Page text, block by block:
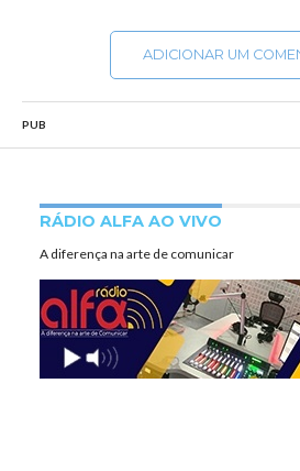
ADICIONAR UM
PUB
RÁDIO ALFA AO VIVO
A diferença na arte de comunicar